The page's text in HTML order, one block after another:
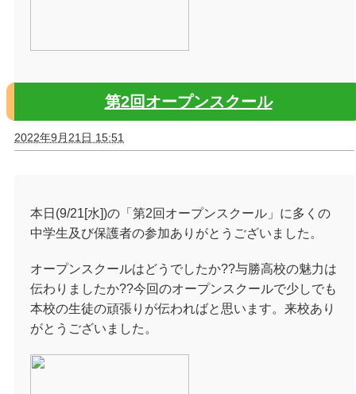
第2回オープンスクール
2022年9月21日 15:51
本日(9/21[水])の「第2回オープンスクール」に多くの
中学生及び保護者の参加ありがとうございました。
オープンスクールはどうでしたか??与勝高校の魅力は
伝わりましたか??今回のオープンスクールで少しでも
本校の生徒の頑張りが伝わればと思います。来校あり
がとうございました。